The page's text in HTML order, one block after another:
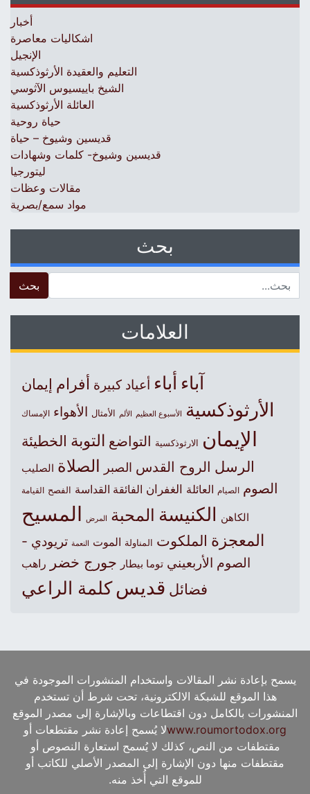
أخبار
اشكاليات معاصرة
الإنجيل
التعليم والعقيدة الأرثوذكسية
الشيخ باييسيوس الآثوسي
العائلة الأرثوذكسية
حياة روحية
قديسين وشيوخ – حياة
قديسين وشيوخ- كلمات وشهادات
ليتورجيا
مقالات وعظات
مواد سمع/بصرية
بحث
العلامات
آباءأباء أعياد كبيرة أفرام إيمان
الأرثوذكسية الأسبوع العظيم الألم الأمثال الأهواء الإمساك
الإيمان الارثوذكسية التواضع التوبة الخطيئة
الرسل الروح القدس الصبر الصلاة الصليب
الصوم الصيام العائلة الغفران الفائقة القداسة الفصح القيامة
الكاهن الكنيسةالمحبة المرض المسيح
المعجزة الملكوت المناولة الموت النعمة تريودي -
الصوم الأربعيني توما بيطار جورج خضر راهب
فضائل قديس كلمة الراعي
يسمح بإعادة نشر المقالات واستخدام المنشورات الموجودة في
هذا الموقع للشبكة الالكترونية، تحت شرط أن تستخدم
المنشورات بالكامل دون اقتطاعات وبالإشارة إلى مصدر الموقع
www.roumortodox.orgلا يُسمح إعادة نشر مقتطعات أو
مقتطفات من النص، كذلك لا يُسمح استعارة النصوص أو
مقتطفات منها دون الإشارة إلى المصدر الأصلي للكاتب أو
للموقع التي أُخذ منه.